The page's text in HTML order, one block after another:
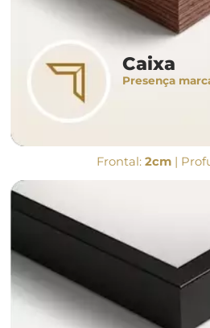
Caixa
Presença
Frontal: 2cm|